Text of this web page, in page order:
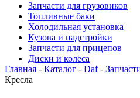
Запчасти для грузовиков
Топливные баки
Холодильная установка
Кузова и надстройки
Запчасти для прицепов
Диски и колеса
Главная - Каталог - Daf-
Кресла